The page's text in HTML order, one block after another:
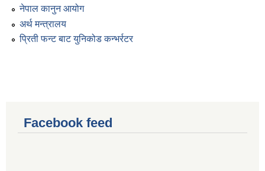
नेपाल कानुन आयोग
अर्थ मन्त्रालय
प्रिती फन्ट बाट युनिकोड कन्भर्रटर
Facebook feed